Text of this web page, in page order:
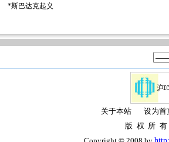
*斯巴达克起义